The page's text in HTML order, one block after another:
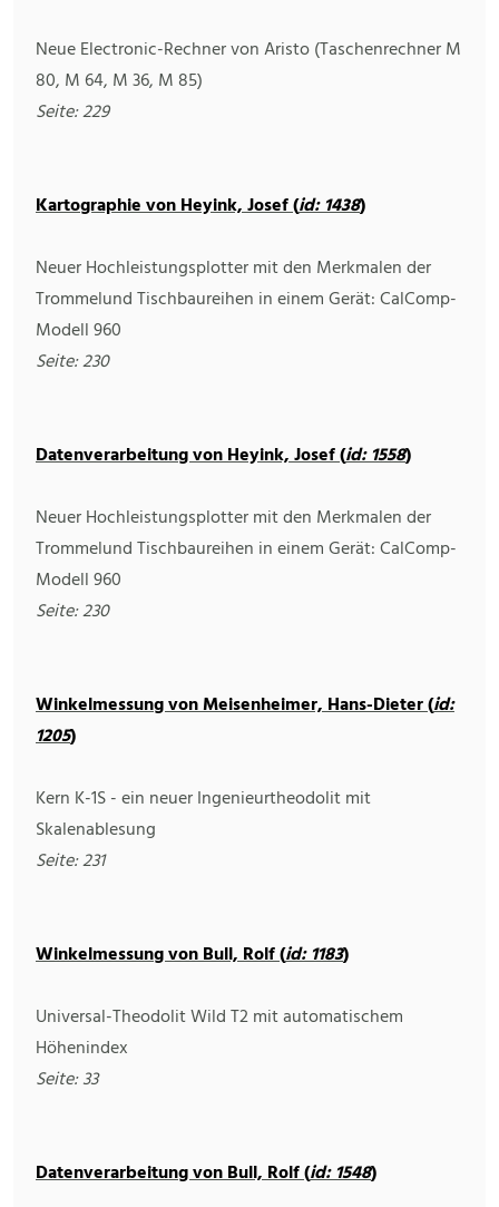
Neue Electronic-Rechner von Aristo (Taschenrechner M
80, M 64, M 36, M 85)
Seite: 229
Kartographie von Heyink, Josef (id: 1438)
Neuer Hochleistungsplotter mit den Merkmalen der
Trommelund Tischbaureihen in einem Gerät: CalComp-
Modell 960
Seite: 230
Datenverarbeitung von Heyink, Josef (id: 1558)
Neuer Hochleistungsplotter mit den Merkmalen der
Trommelund Tischbaureihen in einem Gerät: CalComp-
Modell 960
Seite: 230
Winkelmessung von Meisenheimer, Hans-Dieter (id:
1205)
Kern K-1S - ein neuer Ingenieurtheodolit mit
Skalenablesung
Seite: 231
Winkelmessung von Bull, Rolf (id: 1183)
Universal-Theodolit Wild T2 mit automatischem
Höhenindex
Seite: 33
Datenverarbeitung von Bull, Rolf (id: 1548)